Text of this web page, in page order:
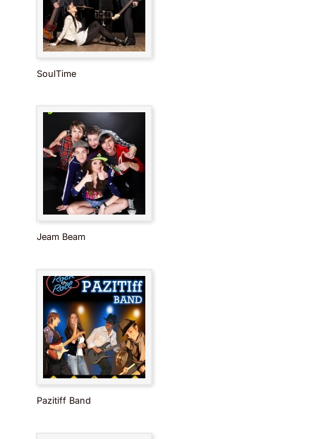
SoulTime
Jeam Beam
Pazitiff Band